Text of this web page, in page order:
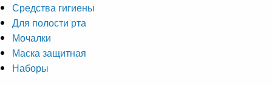
Средства гигиены
Для полости рта
Мочалки
Маска защитная
Наборы